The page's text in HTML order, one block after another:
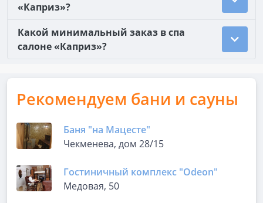
«Каприз»?
Какой минимальный заказ в спа
салоне «Каприз»?
Рекомендуем бани и сауны
Баня "на Мацесте"
Чекменева, дом 28/15
Гостиничный комплекс "Odeon"
Медовая, 50